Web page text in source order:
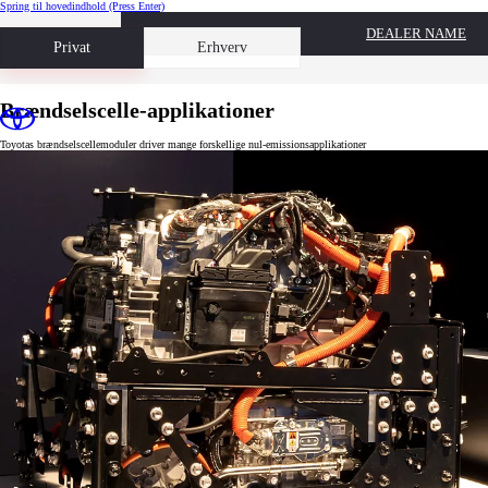
Spring til hovedindhold (Press Enter)
Privat Erhverv
Book prøvetur
DEALER NAME
Brændselscelle-applikationer
Toyotas brændselscellemoduler driver mange forskellige nul-emissionsapplikationer